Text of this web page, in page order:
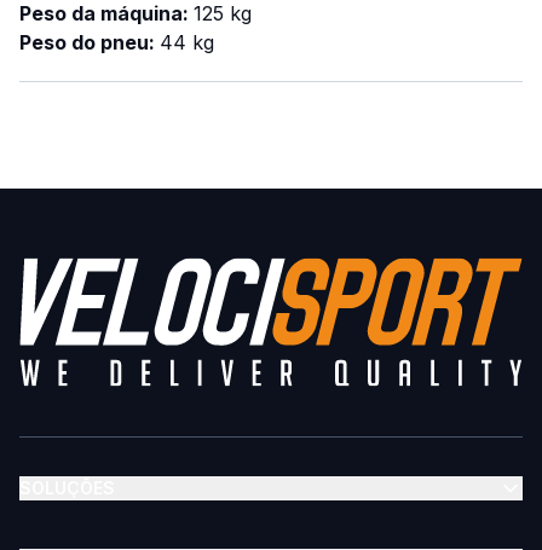
Peso da máquina: 125 kg
Peso do pneu: 44 kg